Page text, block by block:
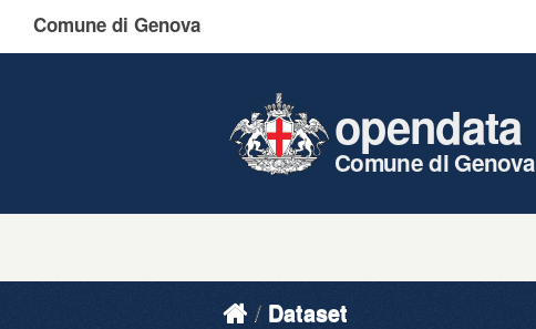
Comune di Genova
opendata
Comune di Genova
Dataset